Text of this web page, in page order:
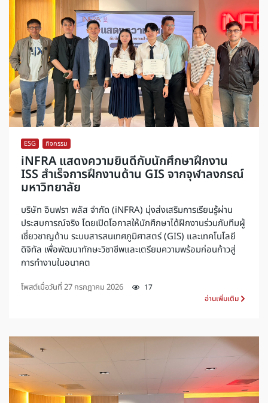
ESG กิจกรรม
iNFRA แสดงความยินดีกับนักศึกษาฝึกงาน
ISS สำเร็จการฝึกงานด้าน GIS จากจุฬาลงกรณ์
มหาวิทยาลัย
บริษัท อินฟรา พลัส จำกัด (iNFRA) มุ่งส่งเสริมการเรียนรู้ผ่าน
ประสบการณ์จริง โดยเปิดโอกาสให้นักศึกษาได้ฝึกงานร่วมกับทีมผู้
เชี่ยวชาญด้าน ระบบสารสนเทศภูมิศาสตร์ (GIS) และเทคโนโลยี
ดิจิทัล เพื่อพัฒนาทักษะวิชาชีพและเตรียมความพร้อมก่อนก้าวสู่
การทำงานในอนาคต
โพสต์เมื่อวันที่ 27 กรกฎาคม 2026
17
อ่านเพิ่มเติม